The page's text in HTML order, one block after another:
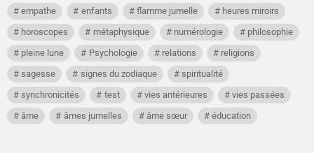
empathe
enfants flamme jumelle
heures miroirs
horoscopes
métaphysique numérologie
philosophie
pleine lune
Psychologie relations
religions
sagesse
signes du zodiaque
spiritualité
synchronicités
test vies antérieures
vies passées
âme
âmes jumelles âme sœur éducation